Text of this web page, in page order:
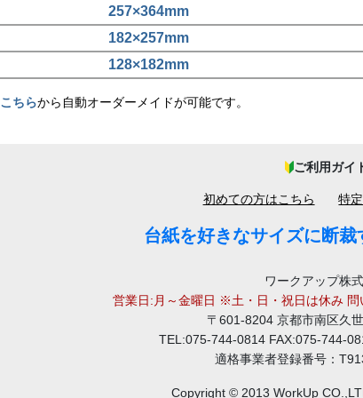
257×364mm
182×257mm
128×182mm
こちらから自動オーダーメイドが可能です。
ご利用ガイ
初めての方はこちら 特
台紙を好きなサイズに断
ワークアップ株
営業日:月～金曜日 ※土・日・祝日は休み
〒601-8204 京都市南区久
TEL:075-744-0814 FAX:075-744-
適格事業者登録番号：
Copyright © 2013 WorkUp